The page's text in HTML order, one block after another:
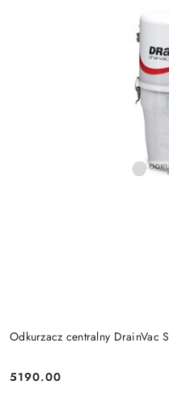
Odkurzacz centralny DrainVac
Cena:
5190.00